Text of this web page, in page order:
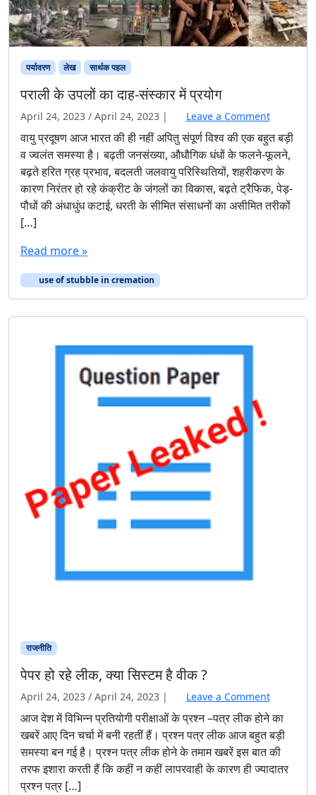
पर्यावरण लेख सार्थक पहल
पराली के उपलों का दाह-संस्कार में प्रयोग
April 24, 2023 / April 24, 2023 | Leave a Comment
वायु प्रदूषण आज भारत की ही नहीं अपितु संपूर्ण विश्व की एक बहुत बड़ी
व ज्वलंत समस्या है। बढ़ती जनसंख्या, औधौगिक धंधों के फलने-फूलने,
बढ़ते हरित ग्रह प्रभाव, बदलती जलवायु परिस्थितियों, शहरीकरण के
कारण निरंतर हो रहे कंक्रीट के जंगलों का विकास, बढ़ते ट्रैफिक, पेड़-
पौधों की अंधाधुंध कटाई, धरती के सीमित संसाधनों का असीमित तरीकों
[…]
Read more »
use of stubble in cremation
राजनीति
पेपर हो रहे लीक, क्या सिस्टम है वीक ?
April 24, 2023 / April 24, 2023 | Leave a Comment
आज देश में विभिन्न प्रतियोगी परीक्षाओं के प्रश्न –पत्र लीक होने का
खबरें आए दिन चर्चा में बनी रहतीं हैं। प्रश्न पत्र लीक आज बहुत बड़ी
समस्या बन गई है। प्रश्न पत्र लीक होने के तमाम खबरें इस बात की
तरफ इशारा करती हैं कि कहीं न कहीं लापरवाही के कारण ही ज्यादातर
प्रश्न पत्र […]